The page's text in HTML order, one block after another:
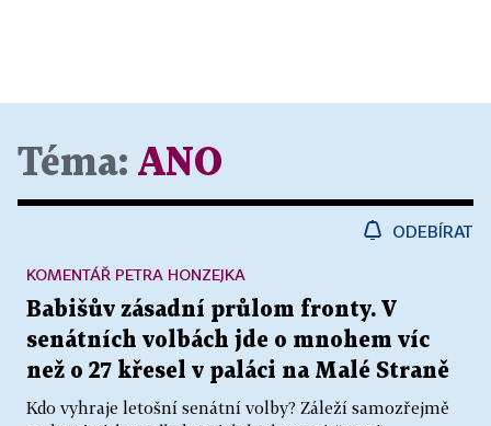
Téma: ANO
ODEBÍRAT
Babišův zásadní průlom fronty. V
senátních volbách jde o mnohem víc
než o 27 křesel v paláci na Malé Straně
Kdo vyhraje letošní senátní volby? Záleží samozřejmě
KOMENTÁŘ PETRA HONZEJKA